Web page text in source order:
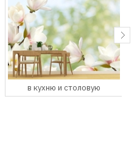
в кухню и столовую